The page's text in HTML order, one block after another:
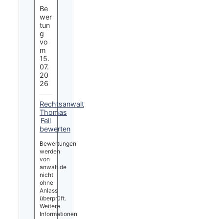
Be
wer
tun
g
vo
m
15.
07.
20
26
Rechtsanwalt
Thomas
Feil
bewerten
Bewertungen
werden
von
anwalt.de
nicht
ohne
Anlass
überprüft.
Weitere
Informationen